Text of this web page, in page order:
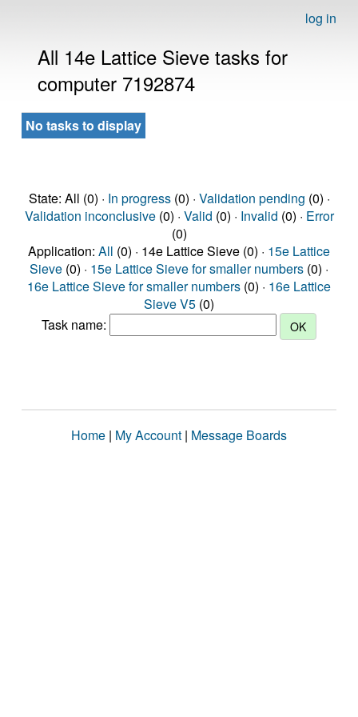
log in
All 14e Lattice Sieve tasks for
computer 7192874
No tasks to display
State: All (0) · In progress(0) · Validation pending (0) ·
Validation inconclusive(0) · Valid (0) · Invalid (0) · Error
(0)
Application: All (0) · 14e Lattice Sieve (0) · 15e Lattice
Sieve (0) · 15e Lattice Sieve for smaller numbers (0) ·
16e Lattice Sieve for smaller numbers (0) · 16e Lattice
Sieve V5 (0)
Task name:
Home | My Account | Message Boards